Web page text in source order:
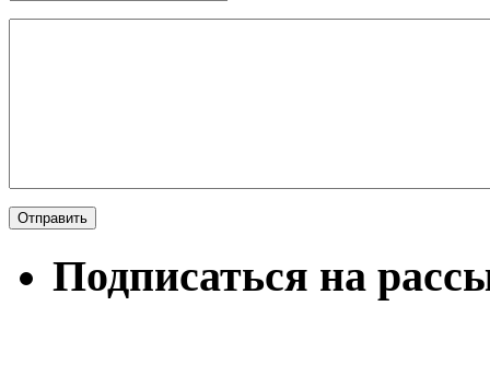
Подписаться на